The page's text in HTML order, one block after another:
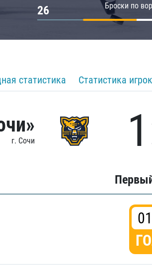
Броски по
26
статистика Статистика
г. Сочи